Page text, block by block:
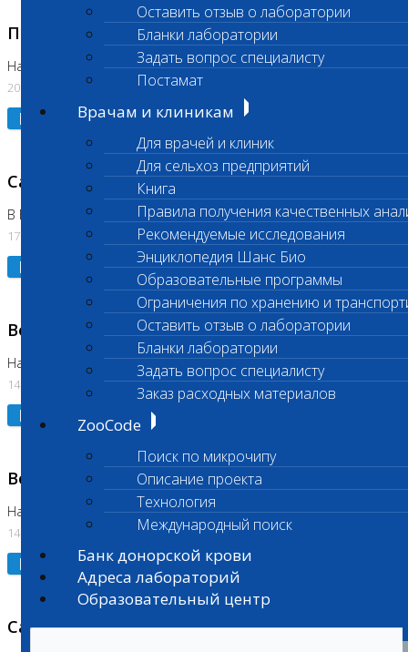
Оставить отзыв о лаборатории
Бланки лаборатории
Задать вопрос специалисту
Постамат
Врачам и клиникам
Для врачей и клиник
Для сельхоз предприятий
Книга
Правила получения качественных
Рекомендуемые исследования
Энциклопедия Шанс Био
Образовательные программы
Ограничения по хранению и
Оставить отзыв о лаборатории
Бланки лаборатории
Задать вопрос специалисту
Заказ расходных материалов
ZooCode
Поиск по микрочипу
Описание проекта
Технология
Международный поиск
Банк донорской крови
Адреса лабораторий
Образовательный центр
Приостановлено выполнение исследования
На Нагорной
20.07.2026
Подробнее
Санитарный день
В Бутово
17.07.2026
Подробнее
Возобновлено выполнение исследования
На Нагорной (Код 961, 962)
14.07.2026
Подробнее
Возобновлено выполнение исследования
На Нагорной (Код 157)
14.07.2026
Подробнее
Санитарный день